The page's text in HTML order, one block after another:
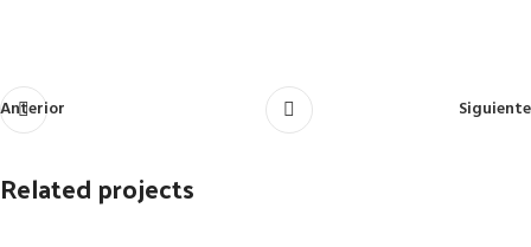
Anterior Siguiente
Related projects